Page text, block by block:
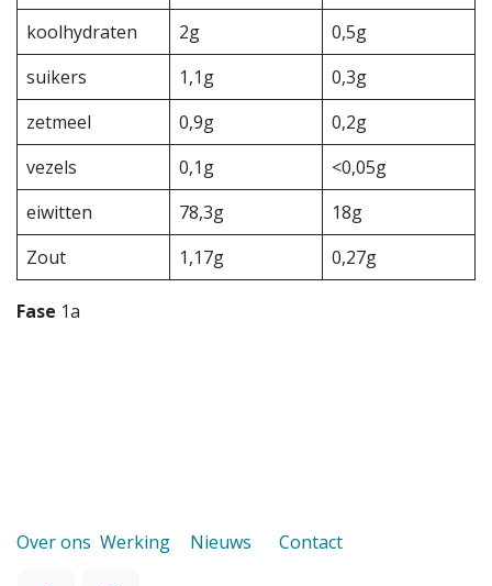
koolhydraten 2g
0,5g
suikers
1,1g
0,3g
zetmeel
0,9g
0,2g
vezels
0,1g
<0,05g
eiwitten
78,3g
18g
Zout
1,17g 0,27g
Fase 1a
Over ons Werking Nieuws Contact